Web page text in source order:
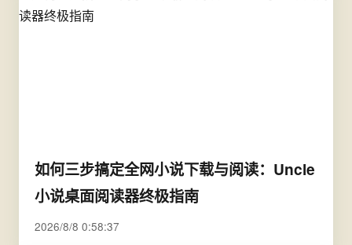
如何三步搞定全网小说下载与阅读：Uncle
小说桌面阅读器终极指南
2026/8/8 0:58:37